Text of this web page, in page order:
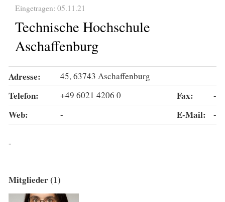
Eingetragen: 05.11.21
Technische Hochschule
Aschaffenburg
Adresse: 45, 63743 Aschaffenburg
Telefon: +49 6021 4206 0 Fax: -
Web: - E-Mail: -
-
Mitglieder (1)